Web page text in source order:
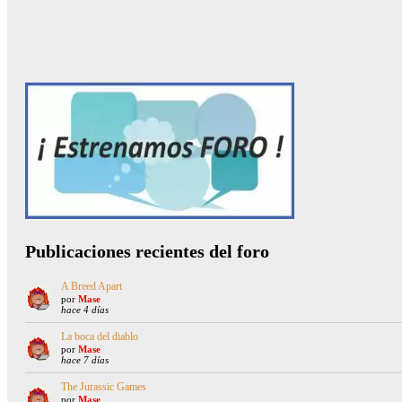
Publicaciones recientes del foro
A Breed Apart
por Mase
hace 4 días
La boca del diablo
por Mase
hace 7 días
The Jurassic Games
por Mase